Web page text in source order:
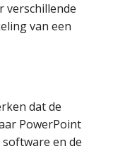
verschillende
van een
dat de
PowerPoint
en de